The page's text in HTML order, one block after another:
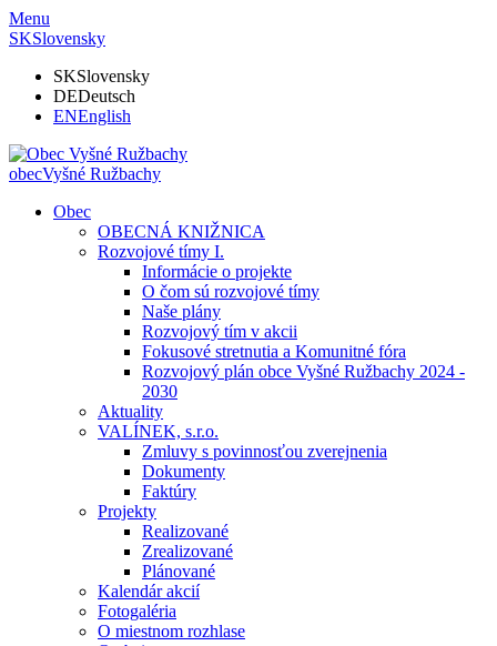
Menu
SKSlovensky
SKSlovensky
DEDeutsch
ENEnglish
obecVyšné Ružbachy
Obec
OBECNÁ KNIŽNICA
Rozvojové tímy I.
Informácie o projekte
O čom sú rozvojové tímy
Naše plány
Rozvojový tím v akcii
Fokusové stretnutia a Komunitné fóra
Rozvojový plán obce Vyšné Ružbachy 2024 -
2030
Aktuality
VALÍNEK, s.r.o.
Zmluvy s povinnosťou zverejnenia
Dokumenty
Faktúry
Projekty
Realizované
Zrealizované
Plánované
Kalendár akcií
Fotogaléria
O miestnom rozhlase